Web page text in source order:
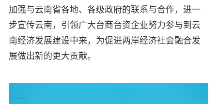
加强与云南省各地、各级政府的联系与合作，进一
步宣传云南，引领广大台商台资企业努力参与到云
南经济发展建设中来，为促进两岸经济社会融合发
展做出新的更大贡献。